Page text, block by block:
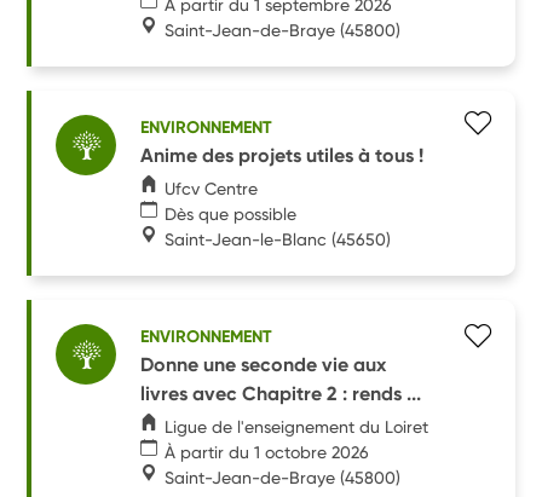
À partir du 1 septembre 2026
Saint-Jean-de-Braye (45800)
ENVIRONNEMENT
Anime des projets utiles à tous !
Ufcv Centre
Dès que possible
Saint-Jean-le-Blanc (45650)
ENVIRONNEMENT
Donne une seconde vie aux
livres avec Chapitre 2 : rends ...
Ligue de l'enseignement du Loiret
À partir du 1 octobre 2026
Saint-Jean-de-Braye (45800)